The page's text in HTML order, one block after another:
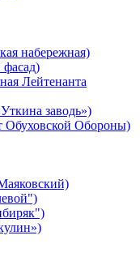
набережная)
Лейтенанта
заводь»)
Обуховской Обороны)